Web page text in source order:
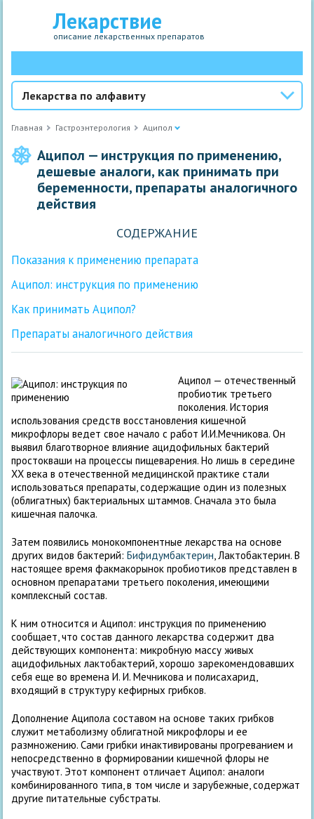
Лекарствие
описание лекарственных препаратов
Лекарства по алфавиту
Главная Гастроэнтерология Аципол
Аципол — инструкция по применению,
дешевые аналоги, как принимать при
беременности, препараты аналогичного
действия
СОДЕРЖАНИЕ
Показания к применению препарата
Аципол: инструкция по применению
Как принимать Аципол?
Препараты аналогичного действия
Аципол — отечественный
пробиотик третьего
поколения. История
использования средств восстановления кишечной
микрофлоры ведет свое начало с работ И.И.Мечникова. Он
выявил благотворное влияние ацидофильных бактерий
простокваши на процессы пищеварения. Но лишь в середине
XX века в отечественной медицинской практике стали
использоваться препараты, содержащие один из полезных
(облигатных) бактериальных штаммов. Сначала это была
кишечная палочка.
Затем появились монокомпонентные лекарства на основе
других видов бактерий:Бифидумбактерин, Лактобактерин. В
настоящее время факмакорынок пробиотиков представлен в
основном препаратами третьего поколения, имеющими
комплексный состав.
К ним относится и Аципол: инструкция по применению
сообщает, что состав данного лекарства содержит два
действующих компонента: микробную массу живых
ацидофильных лактобактерий, хорошо зарекомендовавших
себя еще во времена И. И. Мечникова и полисахарид,
входящий в структуру кефирных грибков.
Дополнение Аципола составом на основе таких грибков
служит метаболизму облигатной микрофлоры и ее
размножению. Сами грибки инактивированы прогреванием и
непосредственно в формировании кишечной флоры не
участвуют. Этот компонент отличает Аципол: аналоги
комбинированного типа, в том числе и зарубежные, содержат
другие питательные субстраты.